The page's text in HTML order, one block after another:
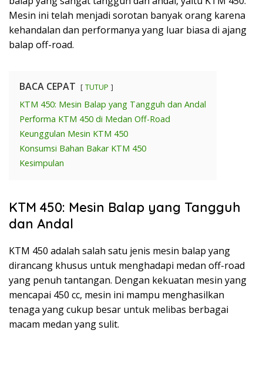
Mesin ini telah menjadi sorotan banyak orang karena
kehandalan dan performanya yang luar biasa di ajang
balap off-road.
BACA CEPAT TUTUP
KTM 450: Mesin Balap yang Tangguh dan Andal
Performa KTM 450 di Medan Off-Road
Keunggulan Mesin KTM 450
Konsumsi Bahan Bakar KTM 450
Kesimpulan
KTM 450: Mesin Balap yang Tangguh
dan Andal
KTM 450 adalah salah satu jenis mesin balap yang
dirancang khusus untuk menghadapi medan off-road
yang penuh tantangan. Dengan kekuatan mesin yang
mencapai 450 cc, mesin ini mampu menghasilkan
tenaga yang cukup besar untuk melibas berbagai
macam medan yang sulit.